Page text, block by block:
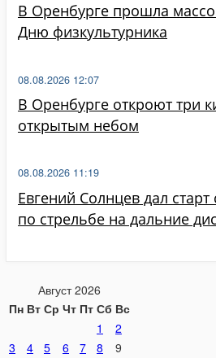
В Оренбурге прошла
Дню физкультурника
В Оренбурге откроют три
открытым небом
08.08.2026 12:07
Евгений Солнцев дал
по стрельбе на дальние
08.08.2026 11:19
Август 2026
Пн Вт Ср Чт Пт Сб Вс
1
2
3
4 5 6 7 8
9